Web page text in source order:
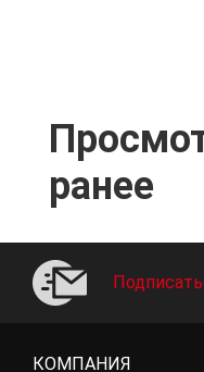
ранее
КОМПАНИЯ